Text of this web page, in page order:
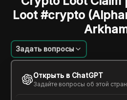
Loot #crypto
Задать вопросы
Открыть в ChatGPT
Задайте вопросы об этой
Aleksei Sorokin
11 дек. 2024 2 минут